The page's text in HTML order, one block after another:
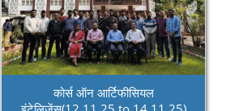
कोर्स ऑन आर्टिफीसियल